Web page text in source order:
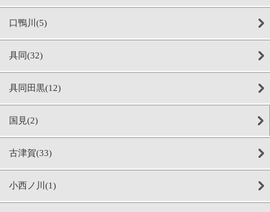
口鴨川(5)
具同(32)
具同田黒(12)
国見(2)
古津賀(33)
小西ノ川(1)